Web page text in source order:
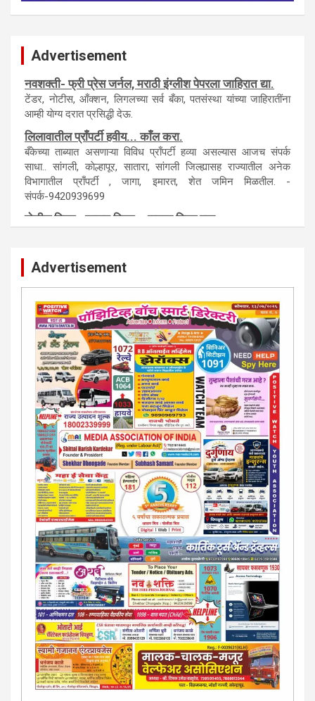
Advertisement
नवशक्ती- फ्री प्रेस जर्नल, मराठी इंग्लीश पेपरला जाहिरात द्या.
टेंडर, नाेटीस, आँक्शन, लिगलच्या सर्व बँका, पतसंस्था यांच्या जाहिरातींना
आम्ही याेग्य दरात प्रसिद्धी देऊ.
लिलावातील प्राँपर्टी हवीय... काँल करा.
बँकेच्या ताब्यात असणाऱ्या विविध प्राँपर्टी हव्या असल्यास आजच संपर्क
साधा.. सांगली, काेल्हापूर, सातारा, सांगली जिल्ह्यासह राज्यातील अनेक
विभागातील प्राँपर्टी , जागा, इमारत, शेत जमिन मिळतील. -
संपर्क-9420939699
कायदेशीर सल्ला या मार्गदर्शन पाहिजे. संपर्क साधा-
परिस्थितीनुसार तुम्ही जर आर्थिक, शैक्षणिक, सामाजिक समस्या, गुन्हेगारी,
शारीरीक त्रास, फसवणूक सारख्या प्रकरणात अडकला असाल, काेर्टाची
पायरी चढला असाल तर चिंता नकाे.. आम्ही मदत करू. मार्गदर्शन करू,
कायदेशीर सल्ला देऊ. - आजच संपर्क साधा- भारत साेनुले-8888207374
या AD सतिश कुंभार -9860944728
मराठी.. इंग्रजी पेपरला जाहिरात द्यायची संपर्क साधा..
मराठी इंग्रजी दैनिकासाठी जिल्हा, राज्य आवृत्तीसाठी जाहिराती स्विकारल्या
जातील. नवशक्ती, फ्री प्रेस जर्नल साठी तुम्हीही तुमच्या नाेटीस द्या. बँक,
13/213/4 सेल्स , डिमांड नाेटीस इतरांच्यापेक्षा वाजवी दरात आम्ही आपली
जाहिरात पब्लिश करू. माेबा. 9420939699
Advertisement